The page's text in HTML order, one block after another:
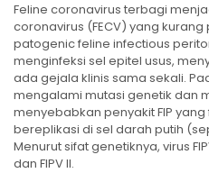
Feline coronavirus terbagi
coronavirus (FECV) yang
patogenic feline infectious
menginfeksi sel epitel usus,
ada gejala klinis sama sekali.
mengalami mutasi genetik dan
menyebabkan penyakit FIP ​​yang
bereplikasi di sel darah putih
Menurut sifat genetiknya, virus
dan FIPV II.